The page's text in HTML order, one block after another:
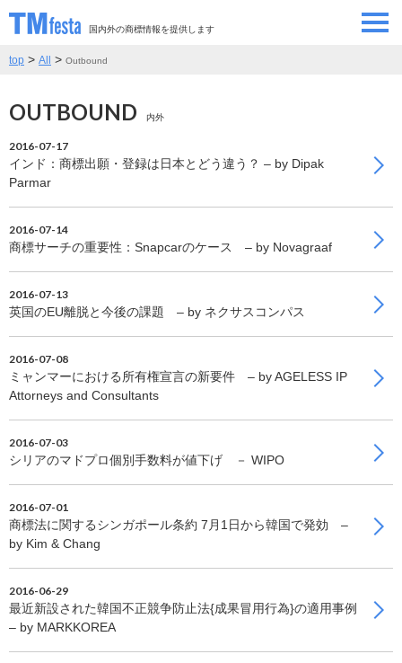
国内外の商標情報を提供します
SEMINAR/EVENT
ABOUT 当サイトについて
CONTRIBUTORS 情報提供者
top > All > Outbound
OUTBOUND 内外
2016-07-17
インド：商標出願・登録は日本とどう違う？ – by Dipak
Parmar
2016-07-14
商標サーチの重要性：Snapcarのケース – by Novagraaf
2016-07-13
英国のEU離脱と今後の課題 – by ネクサスコンパス
2016-07-08
ミャンマーにおける所有権宣言の新要件 – by AGELESS IP
Attorneys and Consultants
2016-07-03
シリアのマドプロ個別手数料が値下げ － WIPO
2016-07-01
商標法に関するシンガポール条約 7月1日から韓国で発効 –
by Kim & Chang
2016-06-29
最近新設された韓国不正競争防止法{成果冒用行為}の適用事例
– by MARKKOREA